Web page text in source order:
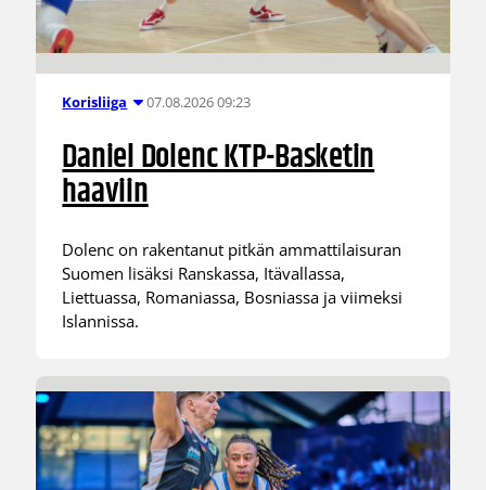
Korisliiga 07.08.2026 09:23
Daniel Dolenc KTP-Basketin
haaviin
Dolenc on rakentanut pitkän ammattilaisuran
Suomen lisäksi Ranskassa, Itävallassa,
Liettuassa, Romaniassa, Bosniassa ja viimeksi
Islannissa.